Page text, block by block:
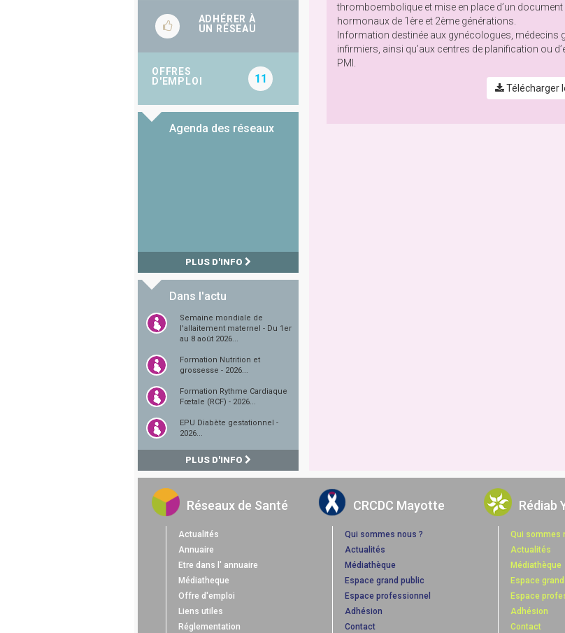
thromboembolique et mise en place d’un
hormonaux de 1ère et 2ème générations.
Information destinée aux gynécologues,
infirmiers, ainsi qu’aux centres de planification ou
PMI.
Télécharger
ADHÉRER À
UN RÉSEAU
OFFRES
D'EMPLOI
11
Agenda des réseaux
PLUS D'INFO
Dans l'actu
Semaine mondiale de
l'allaitement maternel - Du 1er
au 8 août 2026...
Formation Nutrition et
grossesse - 2026...
Formation Rythme Cardiaque
Fœtale (RCF) - 2026...
EPU Diabète gestationnel -
2026...
PLUS D'INFO
Réseaux de Santé
Actualités
Annuaire
Etre dans l' annuaire
Médiatheque
Offre d'emploi
Liens utiles
Réglementation
CRCDC Mayotte
Qui sommes nous ?
Actualités
Médiathèque
Espace grand public
Espace professionnel
Adhésion
Contact
Rédiab
Qui sommes
Actualités
Médiathèque
Espace
Espace
Adhésion
Contact